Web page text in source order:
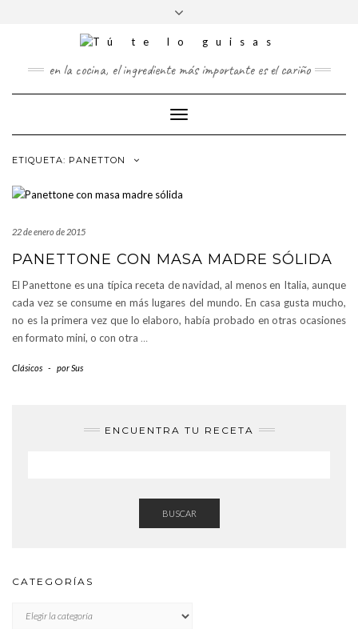
TWITTERPINTEREST
cabecera
en la cocina, el ingrediente más importante es el cariño
Cambiar
modo
ETIQUETA: PANETTON
22 de enero de 2015
PANETTONE CON MASA MADRE SÓLIDA
El Panettone es una típica receta de navidad, al menos en Italia, aunque
cada vez se consume en más lugares del mundo. En casa gusta mucho,
no es la primera vez que lo elaboro, había probado en otras ocasiones
en formato mini, o con otra …
Clásicos - porSus
ENCUENTRA TU RECETA
BUSCAR
CATEGORÍAS